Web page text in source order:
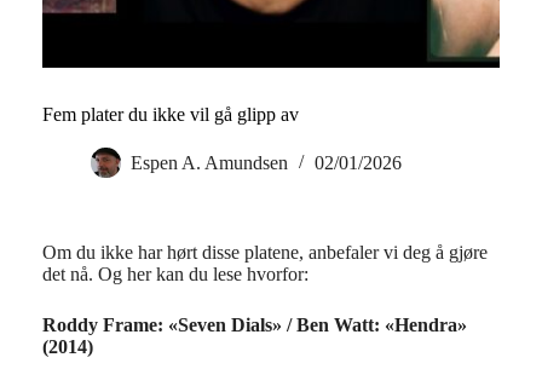
Fem plater du ikke vil gå glipp av
Espen A. Amundsen 02/01/2026
Om du ikke har hørt disse platene, anbefaler vi deg å gjøre
det nå. Og her kan du lese hvorfor:
Roddy Frame: «Seven Dials» / Ben Watt: «Hendra»
(2014)